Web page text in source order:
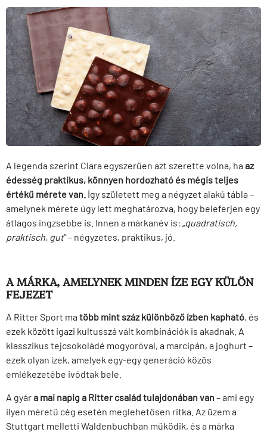
A legenda szerint Clara egyszerűen azt szerette volna, ha az
édesség praktikus, könnyen hordozható és mégis teljes
értékű mérete van. Így született meg a négyzet alakú tábla –
amelynek mérete úgy lett meghatározva, hogy beleferjen egy
átlagos ingzsebbe is. Innen a márkanév is: „ quadratisch,
praktisch, gut” – négyzetes, praktikus, jó.
A MÁRKA, AMELYNEK MINDEN ÍZE EGY KÜLÖN
FEJEZET
A Ritter Sport ma több mint száz különböző ízben kapható, és
ezek között igazi kultusszá vált kombinációk is akadnak. A
klasszikus tejcsokoládé mogyoróval, a marcipán, a joghurt –
ezek olyan ízek, amelyek egy-egy generáció közös
emlékezetébe ivódtak bele.
A gyára mai napig a Ritter család tulajdonában van – ami egy
ilyen méretű cég esetén meglehetősen ritka. Az üzem a
Stuttgart melletti Waldenbuchban működik, és a márka